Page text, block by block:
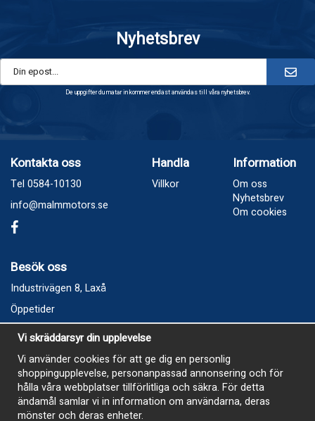
Nyhetsbrev
De uppgifter du matar in kommer endast användas till våra nyhetsbrev.
Kontakta oss
Tel 0584-10130
info@malmmotors.se
Handla
Villkor
Information
Om oss
Nyhetsbrev
Om cookies
Besök oss
Industrivägen 8, Laxå
Öppetider
Vecka 32
Måndag kl 9-12, kl 13 - 15
Onsdag kl 9-12, kl 13 - 15
Tisdag, Tordag och Fredag stängt
E-Handelsbutiken är öppen och paket skickas hela
Vi skräddarsyr din upplevelse
Vi använder cookies för att ge dig en personlig
shoppingupplevelse, personanpassad annonsering och för
hålla våra webbplatser tillförlitliga och säkra. För detta
ändamål samlar vi in information om användarna, deras
mönster och deras enheter.